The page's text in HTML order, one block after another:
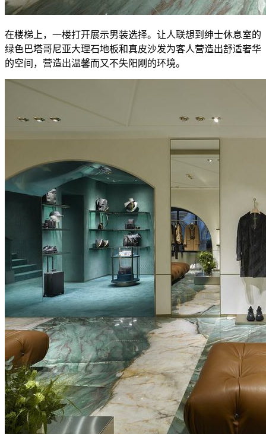
在楼梯上，一楼打开展示男装选择。让人联想到绅士休息室的
绿色巴塔哥尼亚大理石地板和真皮沙发为客人营造出舒适奢华
的空间，营造出温馨而又不失阳刚的环境。